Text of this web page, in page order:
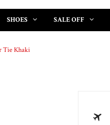
SHOES SALE OFF
Tie Khaki